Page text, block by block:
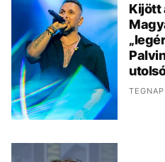
Kijött